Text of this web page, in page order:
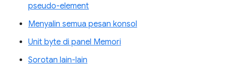
pseudo-element
Menyalin semua pesan konsol
Unit byte di panel Memori
Sorotan lain-lain